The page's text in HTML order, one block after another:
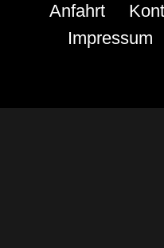
Anfahrt
Impressum